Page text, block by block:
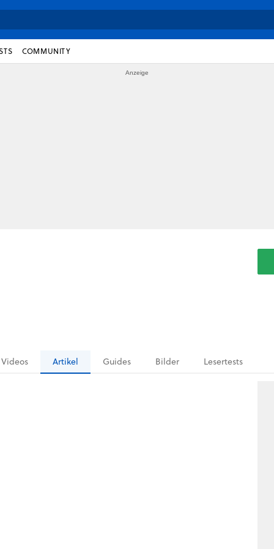
COMMUNITY
Videos Artikel Guides Bilder Lesertests